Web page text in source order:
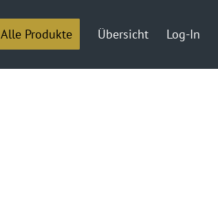
Alle Produkte Übersicht Log-In